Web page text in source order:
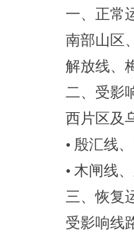
一、正常
南部山区
解放线、
二、受影
西片区及
• 殷汇线
• 木闸线
三、恢复
受影响线